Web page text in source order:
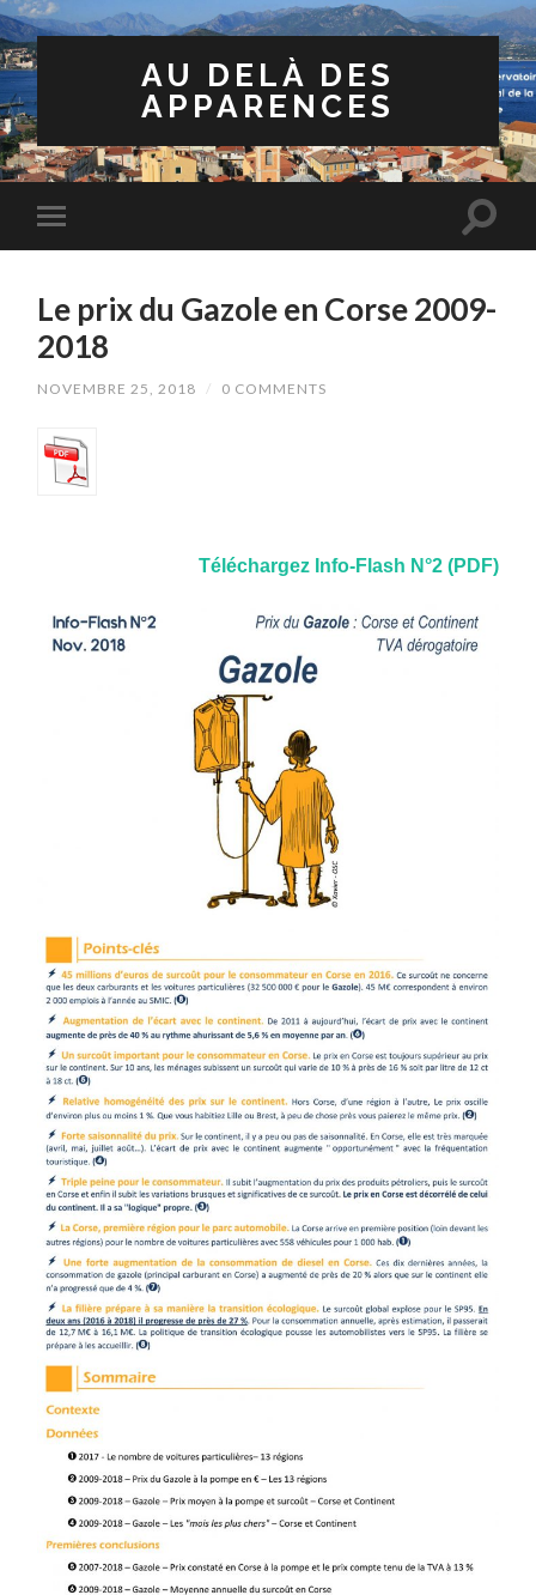
AU DELÀ DES
APPARENCES
Le prix du Gazole en Corse 2009-
2018
NOVEMBRE 25, 2018 / 0 COMMENTS
Téléchargez Info-Flash N°2 (PDF)